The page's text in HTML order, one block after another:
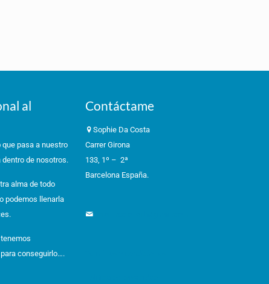
al
pasa a nuestro
dentro de nosotros.
alma de todo
podemos llenarla
conseguirlo….
Contáctame
Sophie Da Costa
Carrer Girona
133, 1º – 2ª
Barcelona España.